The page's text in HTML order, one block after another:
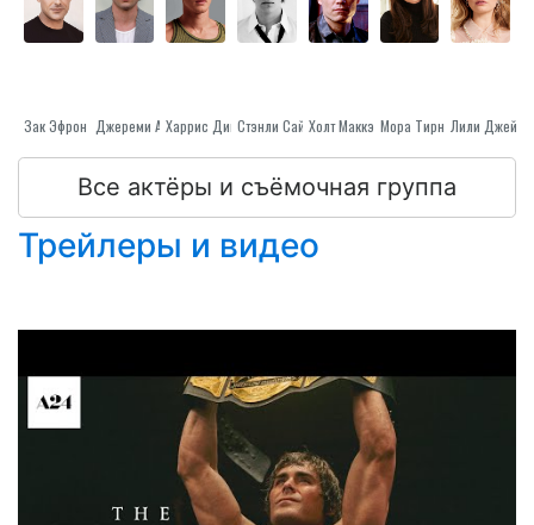
Зак Эфрон Джереми Аллен Уайт Харрис Дикинсон
Стэнли СаймонсХолт МаккэлланиМора Тирни Лили Джеймс
Все актёры и съёмочная группа
Трейлеры и видео